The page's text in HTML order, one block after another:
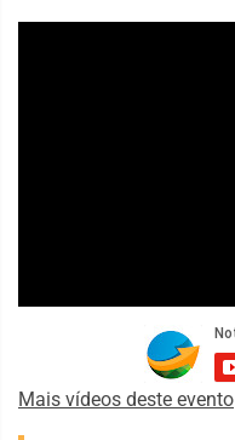
Mais vídeos deste evento